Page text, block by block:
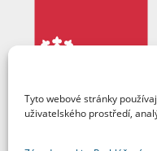
Tyto webové stránky
uživatelského prostředí,